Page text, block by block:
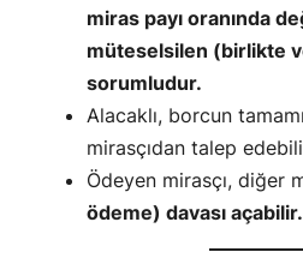
miras payı oranında
müteselsilen (birlikte
sorumludur.
Alacaklı, borcun
mirasçıdan talep
Ödeyen mirasçı, diğer
ödeme) davası açabilir.